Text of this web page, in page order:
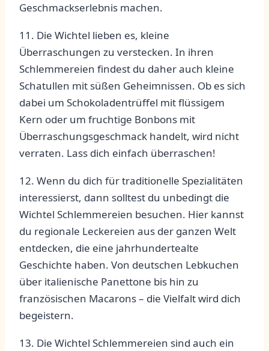
Geschmackserlebnis machen.
11.⁢ Die Wichtel lieben⁣ es, ⁣kleine⁢
Überraschungen zu verstecken. In ihren
Schlemmereien ⁤findest du ⁣daher⁢ auch⁤ kleine
‍Schatullen mit ⁤süßen Geheimnissen. Ob es sich⁤
dabei um‍ Schokoladentrüffel​ mit flüssigem
Kern oder um fruchtige Bonbons mit
Überraschungsgeschmack handelt, wird ‍nicht
verraten.‍ Lass⁢ dich einfach überraschen!
12. Wenn du dich ‍für traditionelle Spezialitäten
interessierst, dann solltest du unbedingt die
Wichtel Schlemmereien besuchen. ⁣Hier⁢ kannst
⁤du ‌regionale Leckereien aus‌ der ganzen Welt⁢
entdecken, die eine⁤ jahrhundertealte
Geschichte haben. Von deutschen Lebkuchen​
über italienische Panettone bis ‍hin zu
französischen Macarons – die⁤ Vielfalt wird dich
‍begeistern.
13. Die Wichtel ‌Schlemmereien sind auch ein​